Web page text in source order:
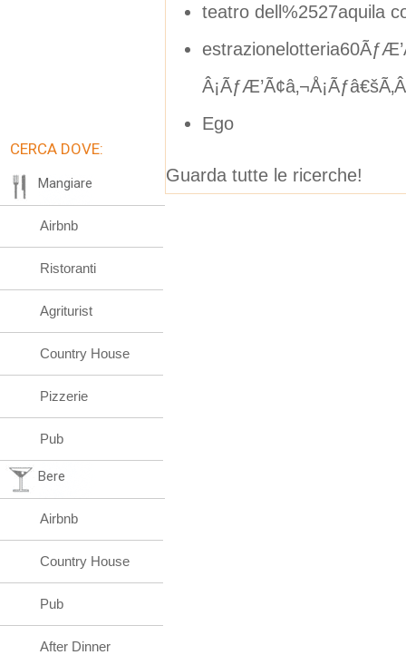
teatro dell%2527aquila
Ego
Guarda tutte le ricerche!
CERCA DOVE:
Mangiare
Airbnb
Ristoranti
Agriturist
Country House
Pizzerie
Pub
Bere
Airbnb
Country House
Pub
After Dinner